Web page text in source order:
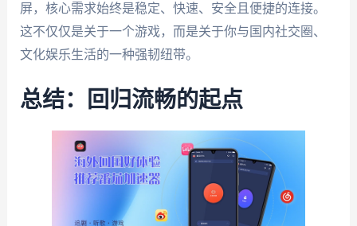
屏，核心需求始终是稳定、快速、安全且便捷的连接。
这不仅仅是关于一个游戏，而是关于你与国内社交圈、
文化娱乐生活的一种强韧纽带。
总结：回归流畅的起点